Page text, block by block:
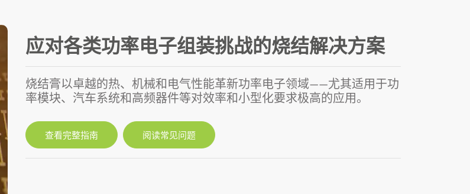
应对各类功率电子组装挑战的烧结解决方案
烧结膏以卓越的热、机械和电气性能革新功率电子领域——尤其适用于功
率模块、汽车系统和高频器件等对效率和小型化要求极高的应用。
查看完整指南 阅读常见问题